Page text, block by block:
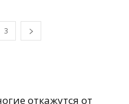
3
откажутся от